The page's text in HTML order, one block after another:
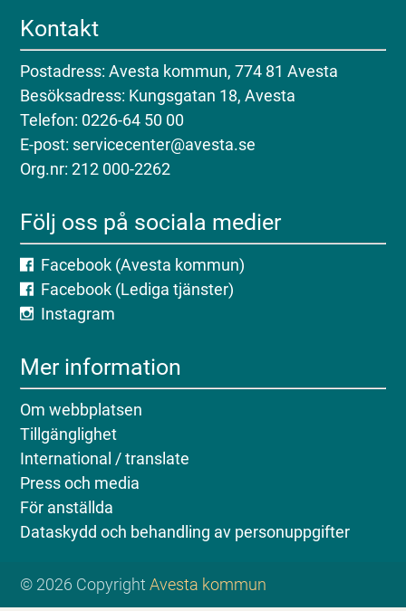
Kontakt
Postadress: Avesta kommun, 774 81 Avesta
Besöksadress: Kungsgatan 18, Avesta
Telefon: 0226-64 50 00
E-post: servicecenter@avesta.se
Org.nr: 212 000-2262
Följ oss på sociala medier
Facebook (Avesta kommun)
Facebook (Lediga tjänster)
Instagram
Mer information
Om webbplatsen
Tillgänglighet
International / translate
Press och media
För anställda
Dataskydd och behandling av personuppgifter
© 2026 CopyrightAvesta kommun